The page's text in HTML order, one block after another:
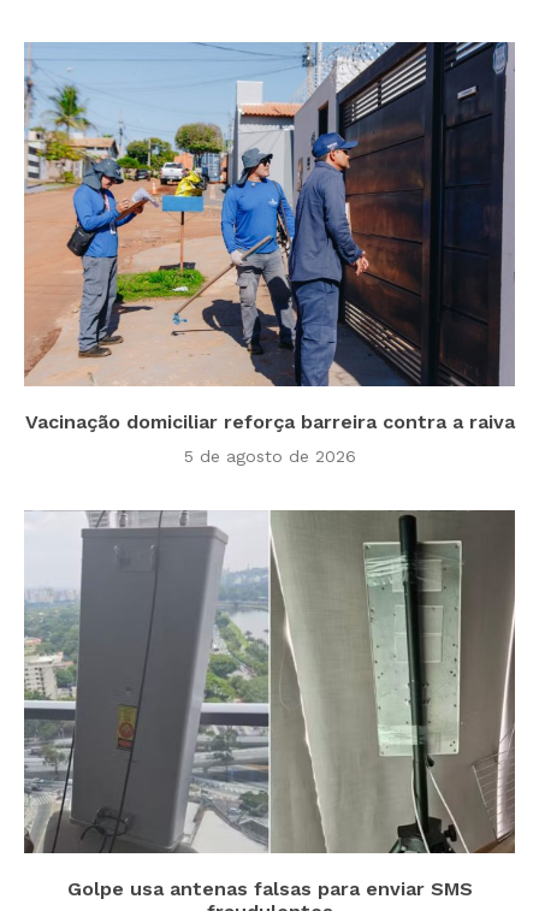
Vacinação domiciliar reforça barreira contra a raiva
5 de agosto de 2026
Golpe usa antenas falsas para enviar SMS